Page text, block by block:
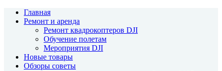
Главная
Ремонт и аренда
Ремонт квадрокоптеров DJI
Обучение полетам
Мероприятия DJI
Новые товары
Обзоры советы